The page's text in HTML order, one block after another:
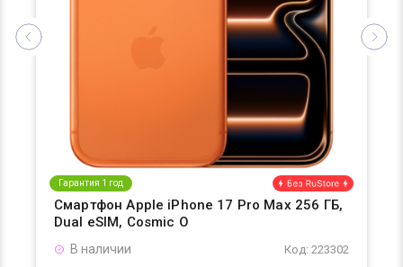
Гарантия 1 год
Смартфон Apple iPhone 17 Pro Max 256 ГБ,
Dual eSIM, Cosmic O
Код: 223302
В наличии